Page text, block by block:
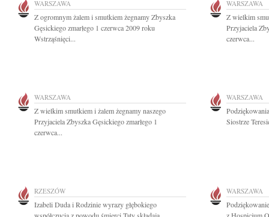
WARSZAWA
Z ogromnym żalem i smutkiem żegnamy Zbyszka
Gęsickiego zmarłego 1 czerwca 2009 roku
Wstrząśnięci...
WARSZAWA
Z wielkim
Przyjaciela
czerwca...
WARSZAWA
Z wielkim smutkiem i żalem żegnamy naszego
Przyjaciela Zbyszka Gęsickiego zmarłego 1
czerwca...
WARSZAWA
Siostrze
RZESZÓW
Izabeli Duda i Rodzinie wyrazy głębokiego
WARSZAWA